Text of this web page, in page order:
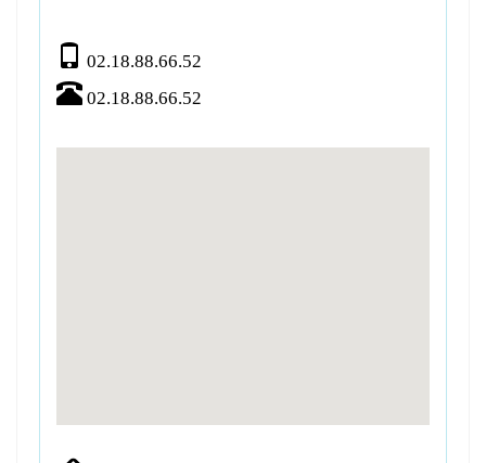
02.18.88.66.52
02.18.88.66.52